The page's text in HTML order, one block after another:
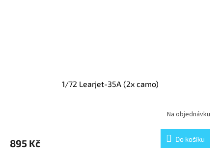
1/72 Learjet-35A (2x camo)
Na objednávku
895 Kč Do košíku